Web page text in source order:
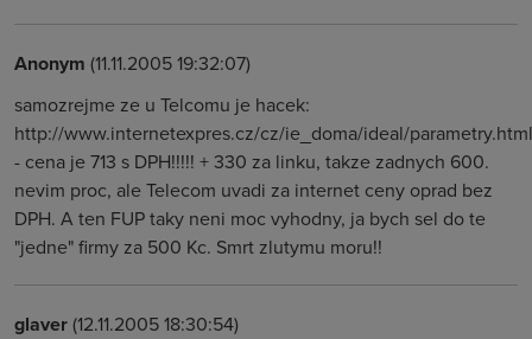
Anonym (11.11.2005 19:32:07)
samozrejme ze u Telcomu je hacek:
http://www.internetexpres.cz/cz/ie_doma/ideal/parametry.html
- cena je 713 s DPH!!!!! + 330 za linku, takze zadnych 600.
nevim proc, ale Telecom uvadi za internet ceny oprad bez
DPH. A ten FUP taky neni moc vyhodny, ja bych sel do te
"jedne" firmy za 500 Kc. Smrt zlutymu moru!!
glaver(12.11.2005 18:30:54)